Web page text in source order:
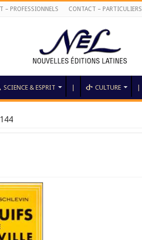
– PROFESSIONNELS CONTACT – PARTICULIERS
SCIENCE & ESPRIT CULTURE